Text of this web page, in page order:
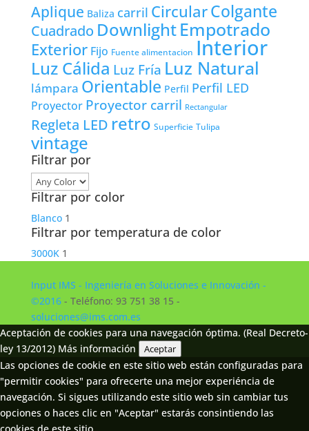
Aplique Baliza carril CircularColgante
Cuadrado DownlightEmpotrado
Exterior Fijo Fuente alimentacion Interior
Luz Cálida Luz Fría Luz Natural
lámpara Orientable Perfil Perfil LED
Proyector Proyector carril Rectangular
Regleta LED retro Superficie Tulipa
vintage
Filtrar por
Filtrar por color
Blanco 1
Filtrar por temperatura de color
3000K 1
Input IMS - Ingeniería en Soluciones e Innovación -
©2016- Teléfono: 93 751 38 15 -
soluciones@ims.com.es
Aceptación de cookies para una navegación óptima. (Real Decreto-
ley 13/2012) Más información Aceptar
Las opciones de cookie en este sitio web están configuradas para
"permitir cookies" para ofrecerte una mejor experiéncia de
navegación. Si sigues utilizando este sitio web sin cambiar tus
opciones o haces clic en "Aceptar" estarás consintiendo las